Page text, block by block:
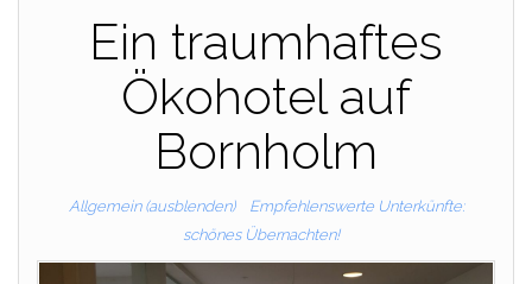
Ein traumhaftes
Ökohotel auf
Bornholm
Allgemein (ausblenden)
Empfehlenswerte Unterkünfte:
schönes Übernachten!